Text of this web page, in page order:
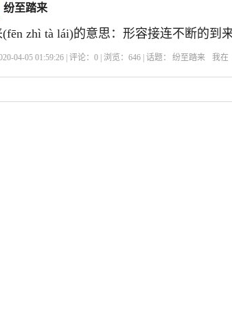
纷至踏来
zhì tà lái)的意思：形容接连不断的到
04-05 01:59:26 | 评论： 0 | 浏览： 646 | 话题： 纷至踏来 我在